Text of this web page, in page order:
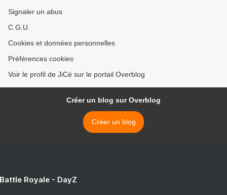
Signaler un abus
C.G.U.
Cookies et données personnelles
Préférences cookies
Voir le profil de JiCé sur le portail Overblog
Créer un blog sur Overblog
Créer un blog
Royale - DayZ